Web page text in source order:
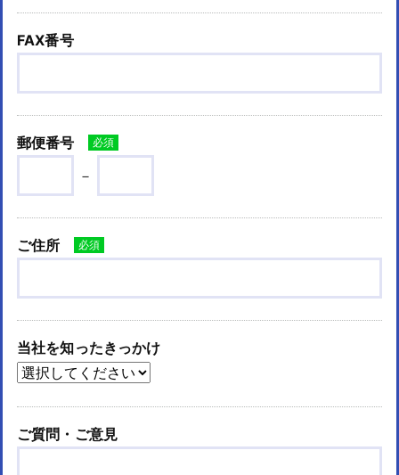
FAX番号
郵便番号 必須
－
ご住所 必須
当社を知ったきっかけ
ご質問・ご意見